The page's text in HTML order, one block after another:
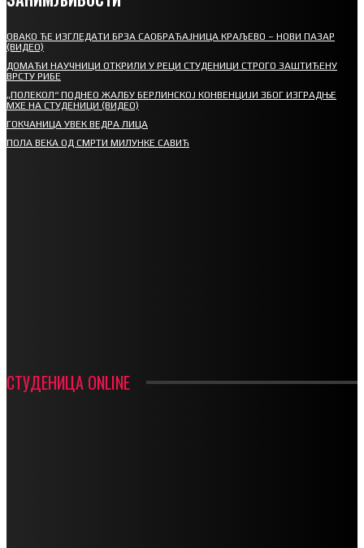
ОВАКО ЋЕ ИЗГЛЕДАТИ БРЗА САОБРАЋАЈНИЦА КРАЉЕВО – НОВИ ПАЗАР
(ВИДЕО)
ДОМАЋИ НАУЧНИЦИ ОТКРИЛИ У РЕЦИ СТУДЕНИЦИ СТРОГО ЗАШТИЋЕНУ
ВРСТУ РИБЕ
„ПОЛЕКОЛ“ ПОДНЕО ЖАЛБУ БЕРЛИНСКОЈ КОНВЕНЦИЈИ ЗБОГ ИЗГРАДЊЕ
МХЕ НА СТУДЕНИЦИ (ВИДЕО)
ГОКЧАНИЦА УВЕК ВЕДРА ЛИЦА
ПОЛА ВЕКА ОД СМРТИ МИЛУНКЕ САВИЋ
СТУДЕНИЦА ONLINE